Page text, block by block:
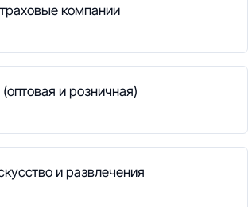
компании
и розничная)
и развлечения